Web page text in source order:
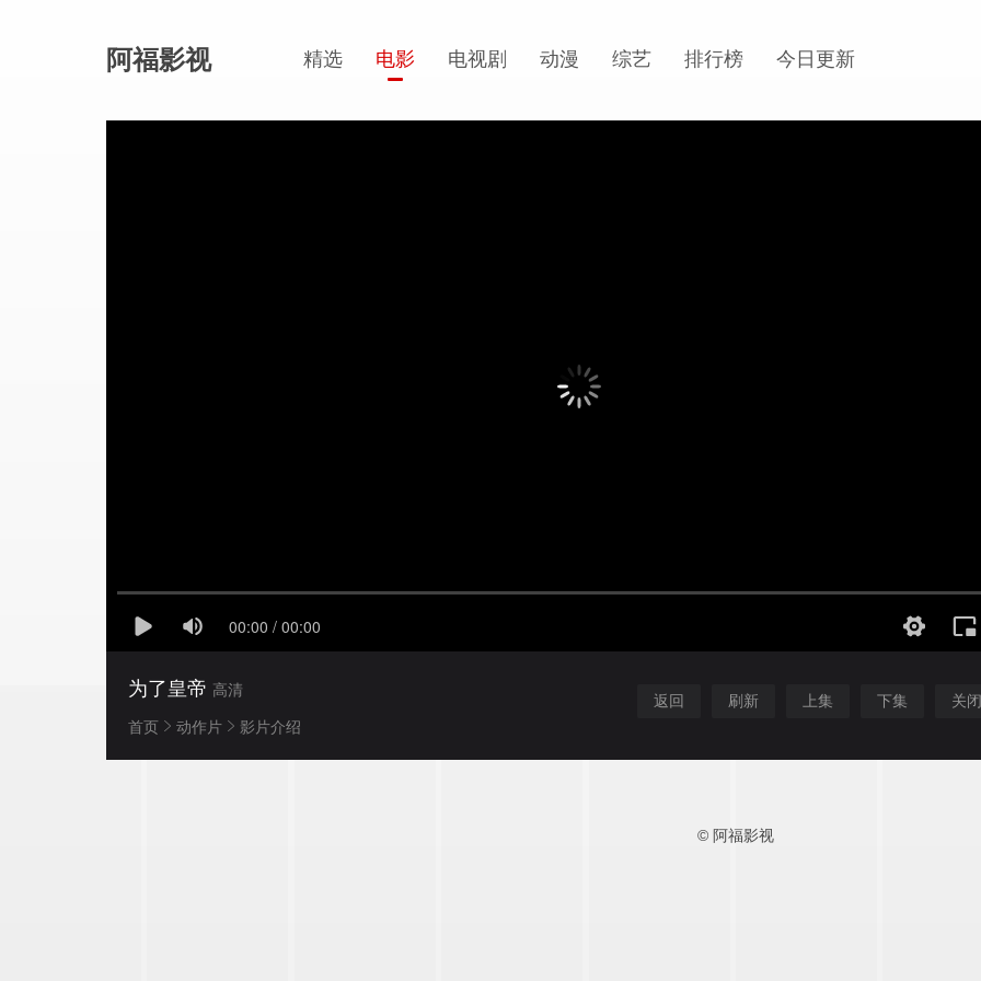
阿福影视 精选 电影 电视剧 动漫 综艺 排行榜 今日更新
返回 刷新 上集 下集 关
为了皇帝 高清
首页 动作片 影片介绍
© 阿福影视